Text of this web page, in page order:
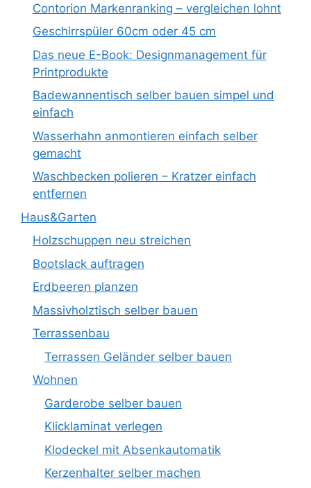
Contorion Markenranking – vergleichen lohnt
Geschirrspüler 60cm oder 45 cm
Das neue E-Book: Designmanagement für
Printprodukte
Badewannentisch selber bauen simpel und
einfach
Wasserhahn anmontieren einfach selber
gemacht
Waschbecken polieren – Kratzer einfach
entfernen
Haus&Garten
Holzschuppen neu streichen
Bootslack auftragen
Erdbeeren planzen
Massivholztisch selber bauen
Terrassenbau
Terrassen Geländer selber bauen
Wohnen
Garderobe selber bauen
Klicklaminat verlegen
Klodeckel mit Absenkautomatik
Kerzenhalter selber machen